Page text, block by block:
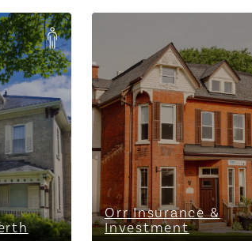
Orr Insurance &
Investment